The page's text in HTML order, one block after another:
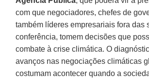
com que negociadores, chefes de
também líderes empresariais fora das
conferência, tomem decisões que
combate à crise climática. O
avanços nas negociações climáticas
costumam acontecer quando a